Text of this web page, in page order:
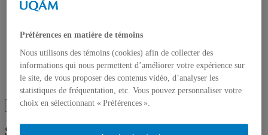
Prix d’excellence
Prix Jenson-Pétry et Bélanger-Andrew
Membres
Adhérez à la SQSP
Profils publics des membres
Publications de nos membres
Nos membres dans les médias
Semaine du 6 septembre 2021
Préférences en matière de témoins
Nous utilisons des témoins (cookies) afin de collecter des
informations qui nous permettent d’améliorer votre expérience sur
le site, de vous proposer des contenus vidéo, d’analyser les
statistiques de fréquentation, etc. Vous pouvez personnaliser votre
choix en sélectionnant « Préférences ».